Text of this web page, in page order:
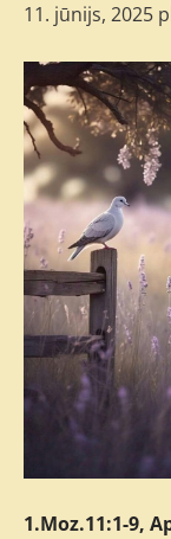
11. jūnijs, 2025
1.Moz.11:1-9,